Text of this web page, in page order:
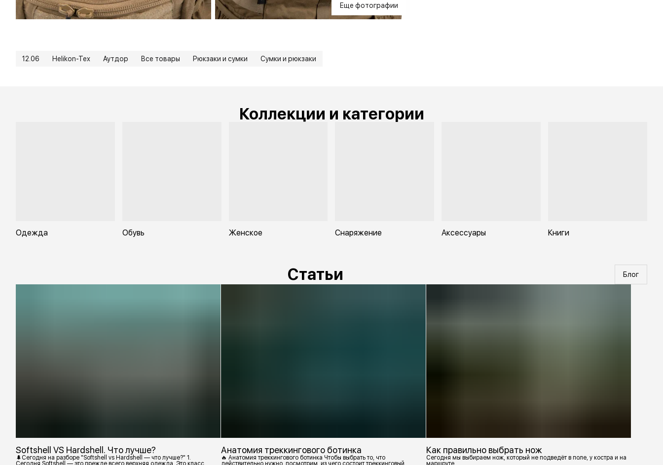
Еще фотографии
12.06 Helikon-Tex Аутдор Все товары Рюкзаки и сумки Сумки и рюкзаки
Коллекции и категории
Одежда Обувь Женское Снаряжение Аксессуары Книги
Статьи Блог
Softshell VS Hardshell. Что лучше?
🌲Сегодня на разборе "Softshell vs Hardshell — что лучше?" 1.
Сегодня Softshell — это прежде всего верхняя одежда. Это класс
Анатомия треккингового ботинка
🔥 Анатомия треккингового ботинка Чтобы выбрать то, что
действительно нужно, посмотрим, из чего состоит треккинговый
Как правильно выбрать нож
Сегодня мы выбираем нож, который не подведёт в поле, у костра и на
маршруте.